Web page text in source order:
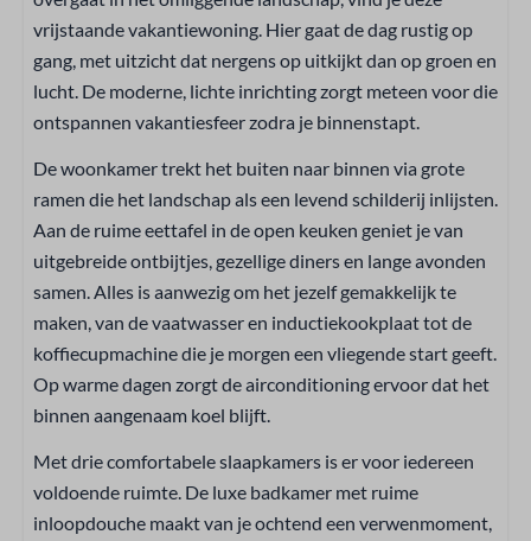
Smart TV
Badkamer
Douche
Toilet
Inclusief handdoeken
Wastafel: 1
Veiligheid
Rookmelder
Ligging
Vrijstaand
Dichtbij het zwembad
vrijstaande vakantiewoning. Hier gaat de dag rustig op
gang, met uitzicht dat nergens op uitkijkt dan op groen en
lucht. De moderne, lichte inrichting zorgt meteen voor die
ontspannen vakantiesfeer zodra je binnenstapt.
De woonkamer trekt het buiten naar binnen via grote
ramen die het landschap als een levend schilderij inlijsten.
Aan de ruime eettafel in de open keuken geniet je van
uitgebreide ontbijtjes, gezellige diners en lange avonden
samen. Alles is aanwezig om het jezelf gemakkelijk te
maken, van de vaatwasser en inductiekookplaat tot de
koffiecupmachine die je morgen een vliegende start geeft.
Op warme dagen zorgt de airconditioning ervoor dat het
binnen aangenaam koel blijft.
Met drie comfortabele slaapkamers is er voor iedereen
voldoende ruimte. De luxe badkamer met ruime
inloopdouche maakt van je ochtend een verwenmoment,